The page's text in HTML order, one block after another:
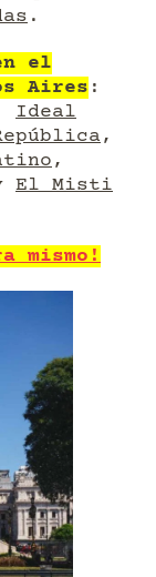
.
el
Aires :
Ideal
,
,
El Misti
mismo!